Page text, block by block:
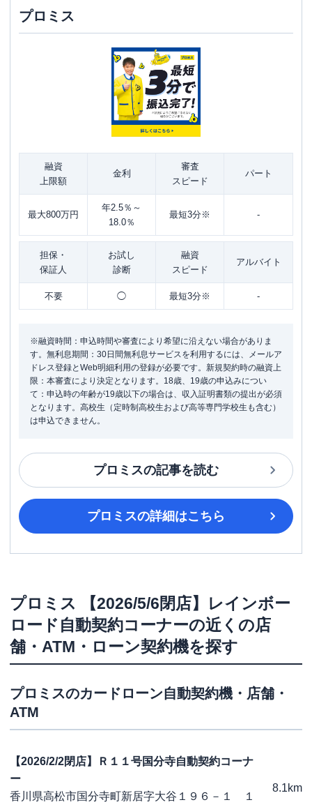
プロミス
融資
上限額
金利
審査
スピード
パート
最大800万円
年2.5％～
18.0％
最短3分※ -
担保・
保証人
お試し
診断
融資
スピード
アルバイト
不要 ◯ 最短3分※ -
※融資時間：申込時間や審査により希望に沿えない場合がありま
す。無利息期間：30日間無利息サービスを利用するには、メールア
ドレス登録とWeb明細利用の登録が必要です。新規契約時の融資上
限：本審査により決定となります。18歳、19歳の申込みについ
て：申込時の年齢が19歳以下の場合は、収入証明書類の提出が必須
となります。高校生（定時制高校生および高等専門学校生も含む）
は申込できません。
プロミスの記事を読む
プロミスの詳細はこちら
プロミス
【2026/5/6閉店】レインボー
ロード自動契約コーナーの近くの店
舗・ATM・ローン契約機を探す
プロミスのカードローン自動契約機・店舗・
ATM
【2026/2/2閉店】Ｒ１１号国分寺自動契約コーナ
ー
香川県高松市国分寺町新居字大谷１９６－１ １
8.1km